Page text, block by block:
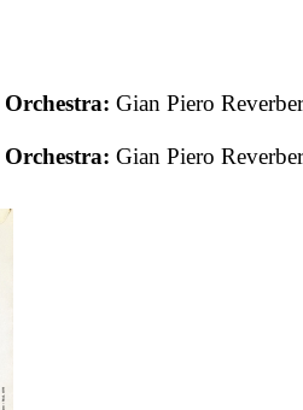
Orchestra: Gian Piero
Orchestra: Gian Piero